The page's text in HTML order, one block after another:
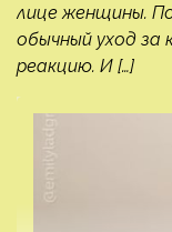
лице женщины.
обычный уход за
реакцию. И […]